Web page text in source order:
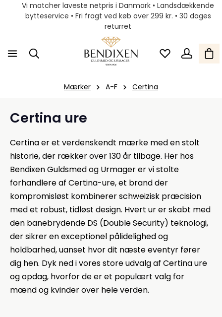
Vi matcher laveste netpris i Danmark • Landsdækkende
bytteservice • Fri fragt ved køb over 299 kr. • 30 dages
returret
Mærker A-F Certina
Certina ure
Certina er et verdenskendt mærke med en stolt
historie, der rækker over 130 år tilbage. Her hos
Bendixen Guldsmed og Urmager er vi stolte
forhandlere af Certina-ure, et brand der
kompromisløst kombinerer schweizisk præcision
med et robust, tidløst design. Hvert ur er skabt med
den banebrydende DS (Double Security) teknologi,
der sikrer en exceptionel pålidelighed og
holdbarhed, uanset hvor dit næste eventyr fører
dig hen. Dyk ned i vores store udvalg af Certina ure
og opdag, hvorfor de er et populært valg for
mænd og kvinder over hele verden.